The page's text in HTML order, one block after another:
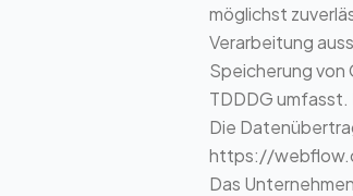
möglichst
Verarbeitung
Speicherung von
TDDDG
Die
https://
Das